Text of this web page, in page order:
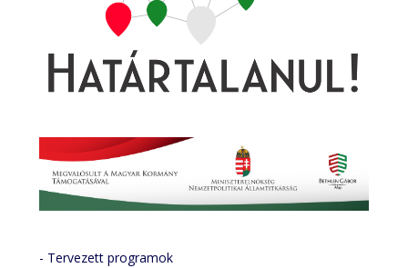
- Tervezett programok